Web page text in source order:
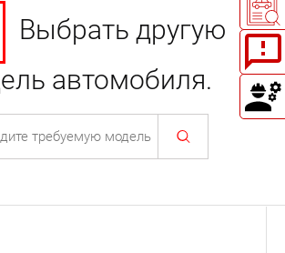
Выбрать другую
автомобиля.